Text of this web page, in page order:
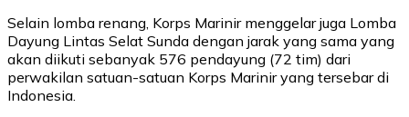
Selain lomba renang, Korps Marinir menggelar juga Lomba
Dayung Lintas Selat Sunda dengan jarak yang sama yang
akan diikuti sebanyak 576 pendayung (72 tim) dari
perwakilan satuan-satuan Korps Marinir yang tersebar di
Indonesia.